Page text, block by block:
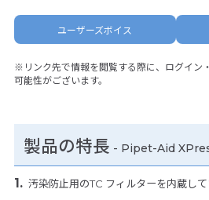
ユーザーズボイス
※リンク先で情報を閲覧する際に、ログイン
可能性がございます。
製品の特長 - Pipet-Aid
汚染防止用のTC フィルターを内蔵して